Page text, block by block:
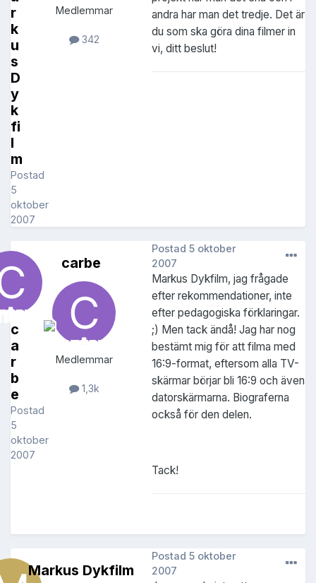
r
k
u
s
D
y
k
fi
l
m
Postad
5
oktober
2007
Medlemmar
342
andra har man det tredje. Det är
du som ska göra dina filmer in
vi, ditt beslut!
c
a
r
b
e
Postad
5
oktober
2007
carbe
Medlemmar
1,3k
Postad 5 oktober
2007
Markus Dykfilm, jag frågade
efter rekommendationer, inte
efter pedagogiska förklaringar.
;) Men tack ändå! Jag har nog
bestämt mig för att filma med
16:9-format, eftersom alla TV-
skärmar börjar bli 16:9 och även
datorskärmarna. Biograferna
också för den delen.
Tack!
Markus Dykfilm
Postad 5 oktober
2007